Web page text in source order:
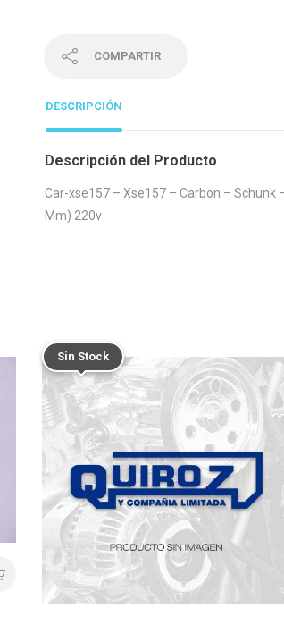
COMPARTIR
DESCRIPCIÓN
Descripción del Producto
Car-xse157 – Xse157 – Carbon – Schunk
Mm) 220v
Sin Stock